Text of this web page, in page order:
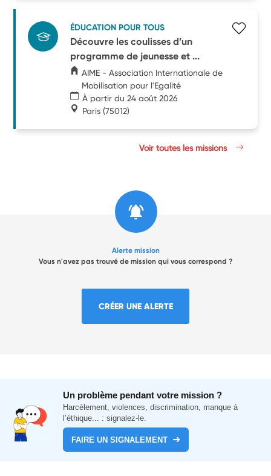
ÉDUCATION POUR TOUS
Découvre les coulisses d’un
programme de jeunesse et ...
AIME - Association Internationale de
Mobilisation pour l'Egalité
À partir du 24 août 2026
Paris (75012)
Voir toutes les missions
Alerte mission
Vous n'avez pas trouvé de mission qui vous correspond ?
CRÉER UNE ALERTE
Un problème pendant votre mission ?
Harcèlement, violences, discrimination, manque à
l’éthique... : signalez-le.
FAIRE UN SIGNALEMENT